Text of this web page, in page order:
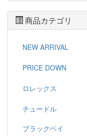
商品カテゴリ
NEW ARRIVAL
PRICE DOWN
ロレックス
チュードル
ブラックベイ